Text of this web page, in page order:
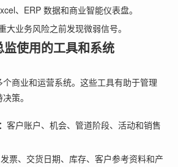
、ERP 数据和商业智能仪表盘。
大业务风险之前发现微弱信号。
监使用的工具和系统
商业和运营系统。这些工具有助于管理
策。
客户账户、机会、管道阶段、活动和销售
票、交货日期、库存、客户参考资料和产